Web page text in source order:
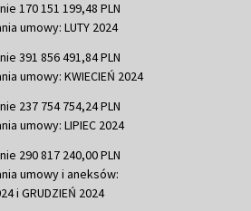
170 151 199,48 PLN
umowy: LUTY 2024
391 856 491,84 PLN
umowy: KWIECIEŃ 2024
237 754 754,24 PLN
umowy: LIPIEC 2024
290 817 240,00 PLN
umowy i aneksów:
i GRUDZIEŃ 2024